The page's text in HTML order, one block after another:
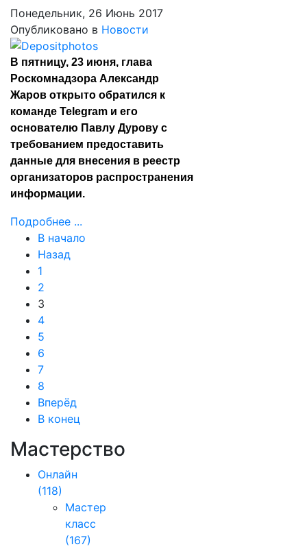
Понедельник, 26 Июнь 2017
Опубликовано в Новости
В пятницу, 23 июня, глава
Роскомнадзора Александр
Жаров открыто обратился к
команде Telegram и его
основателю Павлу Дурову с
требованием предоставить
данные для внесения в реестр
организаторов распространения
информации.
Подробнее ...
В начало
Назад
1
2
3
4
5
6
7
8
Вперёд
В конец
Мастерство
Онлайн
(118)
Мастер
класс
(167)